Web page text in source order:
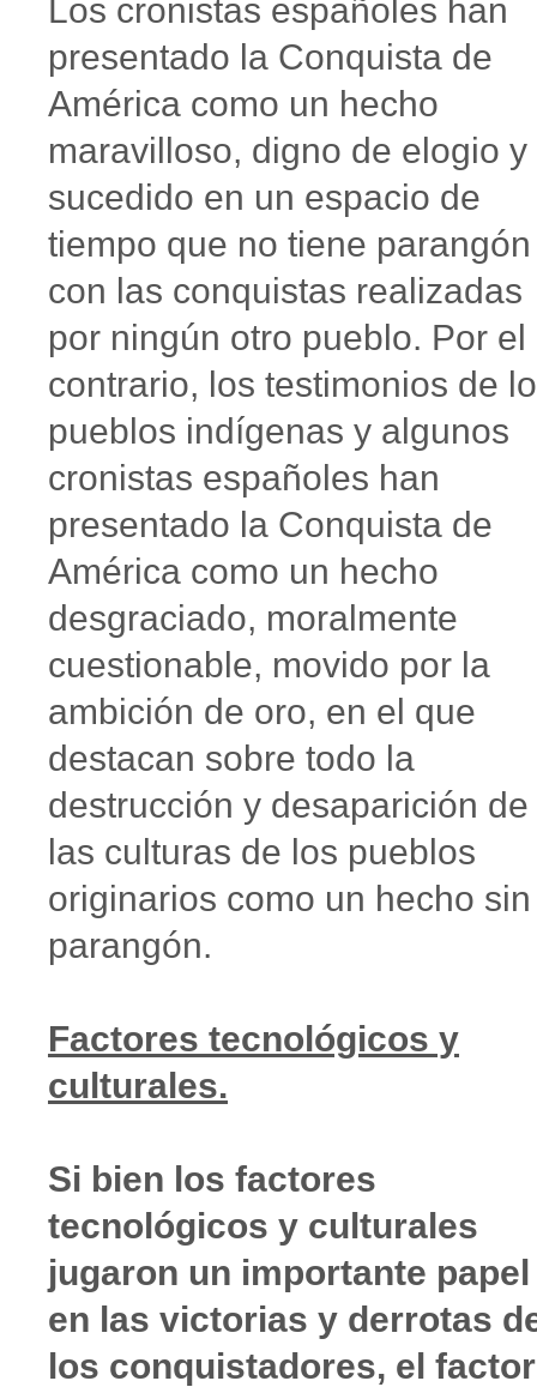
Los cronistas españoles han
presentado la Conquista de
América como un hecho
maravilloso, digno de elogio y
sucedido en un espacio de
tiempo que no tiene parangón
con las conquistas realizadas
por ningún otro pueblo. Por el
contrario, los testimonios de
pueblos indígenas y algunos
cronistas españoles han
presentado la Conquista de
América como un hecho
desgraciado, moralmente
cuestionable, movido por la
ambición de oro, en el que
destacan sobre todo la
destrucción y desaparición de
las culturas de los pueblos
originarios como un hecho sin
parangón.
Factores tecnológicos y
culturales.
Si bien los factores
tecnológicos y culturales
jugaron un importante papel
en las victorias y derrotas
los conquistadores, el factor